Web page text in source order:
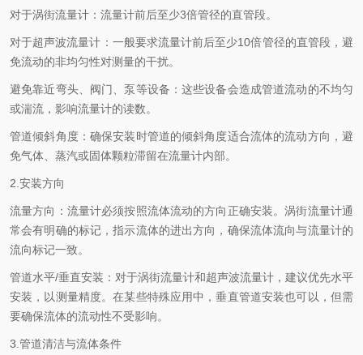
对于涡街流量计：流量计前后至少3倍管径的直管段。
对于超声波流量计：一般要求流量计前后至少10倍管径的直管段，避
免流动的非均匀性对测量的干扰。
避免靠近弯头、阀门、泵等设备：这些设备会造成管道流动的不均匀
或湍流，影响流量计的读数。
管道倾斜角度：确保安装时管道的倾斜角度适合流体的流动方向，避
免气体、蒸汽或固体颗粒滞留在流量计内部。
2.安装方向
流量方向：流量计必须按照流体流动的方向正确安装。涡街流量计通
常会有明确的标记，指示流体的进出方向，确保流体流向与流量计的
流向标记一致。
管道水平/垂直安装：对于涡街流量计和超声波流量计，建议优先水平
安装，以测量精度。在某些特殊应用中，垂直管道安装也可以，但需
要确保流体的流动性不受影响。
3.管道清洁与流体条件